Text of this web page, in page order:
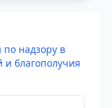
надзору в
благополучия